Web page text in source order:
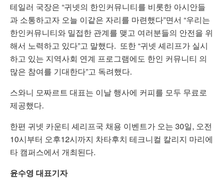
테일러 국장은 “귀넷의 한인커뮤니티를 비롯한 아시안들
과 소통하고자 오늘 이같은 자리를 마련했다”면서 “우리는
한인커뮤니티와 밀접한 관계를 맺고 여러분들의 안전을 위
해서 노력하고 있다”고 말했다. 또한 “귀넷 셰리프가 실시
하고 있는 지역사회 연계 프로그램에도 한인 커뮤니티 의
많은 참여를 기대한다”고 독려했다.
스와니 모짜르트 대표는 이날 행사에 커피를 모두 무료로
제공했다.
한편 귀넷 카운티 셰리프국 채용 이벤트가 오는 30일, 오전
10시부터 오후12시까지 차타후치 테크니컬 칼리지 마리에
타 캠퍼스에서 개최된다.
윤수영 대표기자